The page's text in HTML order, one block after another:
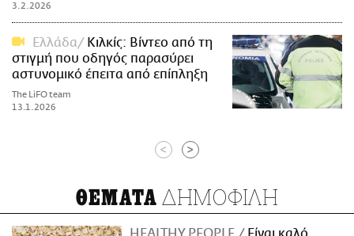
3.2.2026
Ελλάδα
Κιλκίς: Βίντεο από τη
στιγμή που οδηγός παρασύρει
αστυνομικό έπειτα από επίπληξη
The LiFO team
13.1.2026
< >
ΘΕΜΑΤΑ ΔΗΜΟΦΙΛΗ